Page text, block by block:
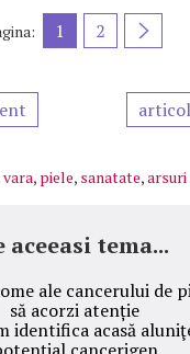
1 2
vara, piele, sanatate,
aceeasi tema...
ale cancerului de
să acorzi atenție
identifica acasă